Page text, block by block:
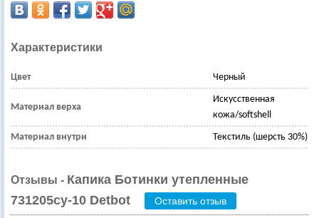
Характеристики
Цвет Черный
Материал верха
Искусственная
кожа/softshell
Материал внутри Текстиль (шерсть 30%)
Отзывы - Капика Ботинки утепленные
731205су-10 Detbot
Оставить отзыв